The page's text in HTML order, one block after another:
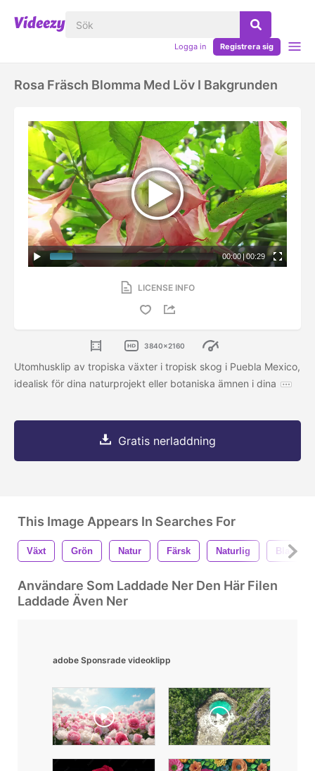
Logga in Registrera sig
Rosa Fräsch Blomma Med Löv I Bakgrunden
00:00| 00:29
LICENSE INFO
3840x2160
Utomhusklip av tropiska växter i tropisk skog i Puebla Mexico,
idealisk för dina naturprojekt eller botaniska ämnen i dina
Gratis nerladdning
This Image Appears In Searches For
Växt Grön Natur Färsk Naturlig Blad
Användare Som Laddade Ner Den Här Filen
Laddade Även Ner
adobe Sponsrade videoklipp